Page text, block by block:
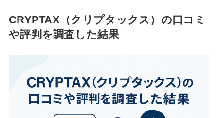
CRYPTAX（クリプタックス）の口コミ
や評判を調査した結果